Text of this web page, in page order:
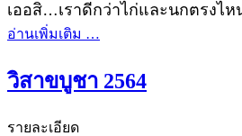
เออสิ…เราดีกว่าไก่และนกตรงไห
อ่านเพิ่มเติม …
วิสาขบูชา 2564
รายละเอียด